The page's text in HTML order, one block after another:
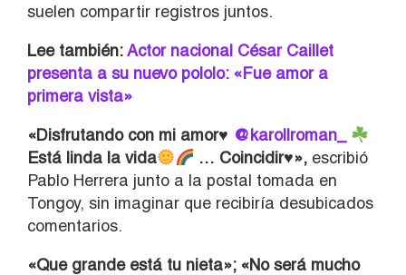
suelen compartir registros juntos.
Lee también:Actor nacional César Caillet
presenta a su nuevo pololo: «Fue amor a
primera vista»
«Disfrutando con mi amor♥️ @karollroman_
Está linda la vida
… Coincidir♥️», escribió
Pablo Herrera junto a la postal tomada en
Tongoy, sin imaginar que recibiría desubicados
comentarios.
«Que grande está tu nieta»; «No será mucho